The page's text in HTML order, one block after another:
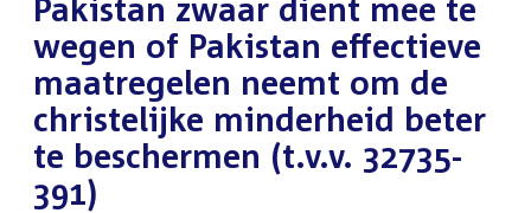
Pakistan zwaar dient mee te
wegen of Pakistan effectieve
maatregelen neemt om de
christelijke minderheid beter
te beschermen (t.v.v. 32735-
391)